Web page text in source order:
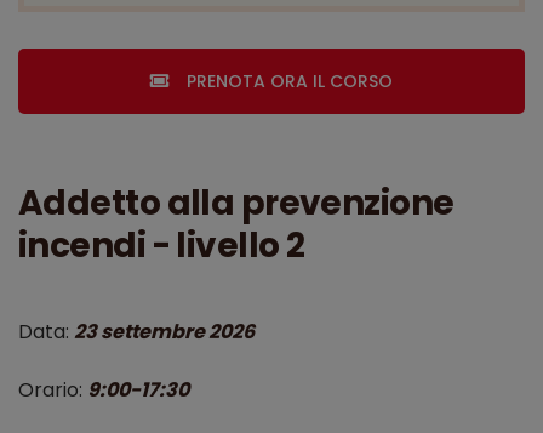
Addetto alla prevenzione
incendi - livello 2
Data: 23 settembre 2026
Orario: 9:00-17:30
PRENOTA ORA IL CORSO